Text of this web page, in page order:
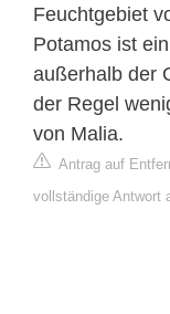
Feuchtgebiet
Potamos ist
außerhalb der
der Regel
von Malia.
Antrag auf
vollständige Antwort